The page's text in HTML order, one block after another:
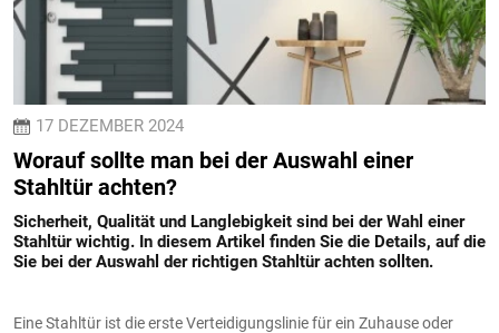
17 DEZEMBER 2024
Worauf sollte man bei der Auswahl einer
Stahltür achten?
Sicherheit, Qualität und Langlebigkeit sind bei der Wahl einer
Stahltür wichtig. In diesem Artikel finden Sie die Details, auf die
Sie bei der Auswahl der richtigen Stahltür achten sollten.
Eine Stahltür ist die erste Verteidigungslinie für ein Zuhause oder